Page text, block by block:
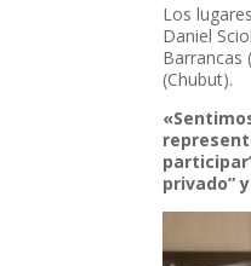
Los
Daniel
Barrancas
(Chubut).
privado”